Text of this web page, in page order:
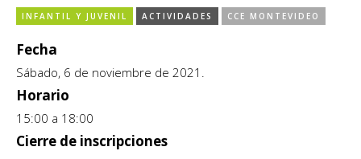
CCE en el interior/libros
Espacio itinerante de lectura infantil
Exposiciones
Formación
Género y Diversidad
Infantil y Juvenil
INFANTIL Y JUVENIL ACTIVIDADES CCE MONTEVIDEO
Fecha
Sábado, 6 de noviembre de 2021.
Horario
15:00 a 18:00
Cierre de inscripciones